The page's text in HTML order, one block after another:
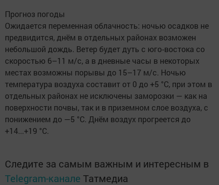
Прогноз погоды
Ожидается переменная облачность: ночью осадков не
предвидится, днём в отдельных районах возможен
небольшой дождь. Ветер будет дуть с юго‑востока со
скоростью 6–11 м/с, а в дневные часы в некоторых
местах возможны порывы до 15–17 м/с. Ночью
температура воздуха составит от 0 до +5 °C, при этом в
отдельных районах не исключены заморозки — как на
поверхности почвы, так и в приземном слое воздуха, с
понижением до —5 °C. Днём воздух прогреется до
+14...+19 °C.
Следите за самым важным и интересным в
Telegram-канале Татмедиа